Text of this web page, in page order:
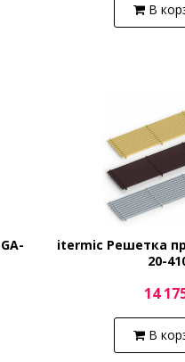
В
itermic Решетка
20-
14
В